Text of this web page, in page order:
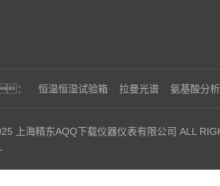
： 恒温恒湿试验箱 拉曼光谱 氨基酸分
上海精东AQQ下载仪器仪表有限公司 ALL